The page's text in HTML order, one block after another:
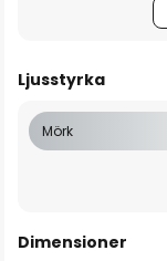
Ljusstyrka
Mörk
Dimensioner